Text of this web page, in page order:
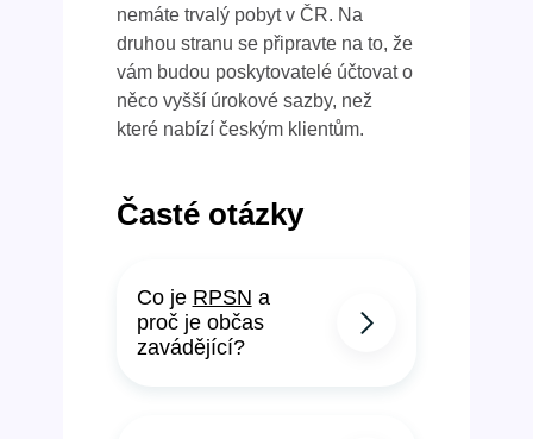
nemáte trvalý pobyt v ČR. Na
druhou stranu se připravte na to, že
vám budou poskytovatelé účtovat o
něco vyšší úrokové sazby, než
které nabízí českým klientům.
Časté otázky
Co je RPSN a
proč je občas
zavádějící?